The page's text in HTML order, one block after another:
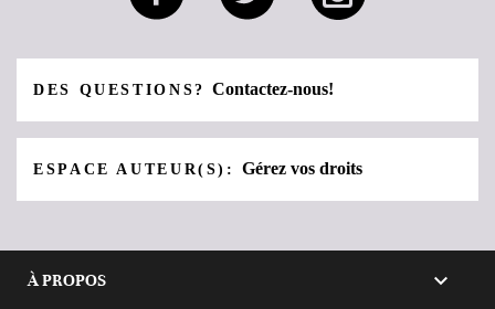
DES QUESTIONS?Contactez-nous!
ESPACE AUTEUR(S):Gérez vos droits
À PROPOS 